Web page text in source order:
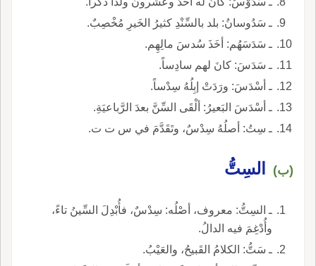
ـ سَدُوسانُ: بلد بالسِّنْدِ كثيرُ الخَيرِ مُخْصِبٌ.
ـ سَدَسَهُم: أخَذَ سُدسَ مالِهِم.
ـ سَدَسَ: كانَ لهم سادِساً.
ـ أسْدَسَ: ورَدَتْ إبِلُهُ سِدْساً.
ـ أسْدَسَ البَعيرُ: ألْقَى السِّنَّ بعدَ الرَّباعيَةِ.
ـ سِتُ: أصلُهُ سِدْسٌ، وتَقَدَّمَ في س ت ت.
(ب) السِتُّ
ـ السِتُّ: معروف، أصْلُه: سِدْسٌ، فأُبْدِلَ السِّينُ تاءً،
وأُدْغِمَ فيه الدالُ.
ـ سَتُّ: الكلامُ القَبيحُ، والعَيْبُ.